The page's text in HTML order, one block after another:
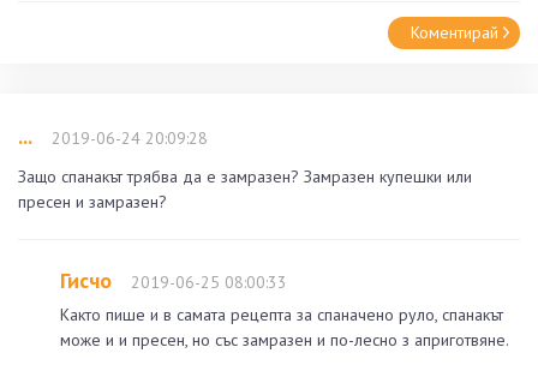
Коментирай
...
2019-06-24 20:09:28
Защо спанакът трябва да е замразен? Замразен купешки или
пресен и замразен?
Гисчо
2019-06-25 08:00:33
Както пише и в самата рецепта за спаначено руло, спанакът
може и и пресен, но със замразен и по-лесно з априготвяне.